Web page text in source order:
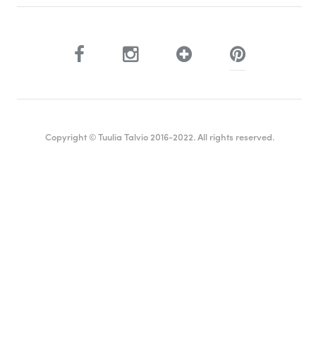
Copyright © Tuulia Talvio 2016-2022. All rights reserved.